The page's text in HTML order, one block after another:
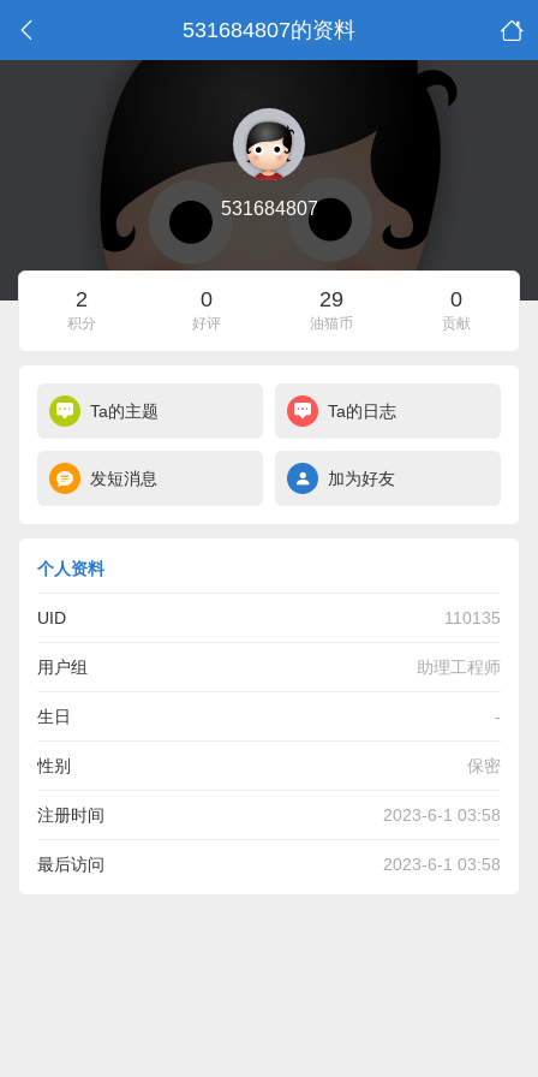
531684807的资料
531684807
2
积分
0
好评
29
油猫币
0
贡献
Ta的主题 Ta的日志
发短消息 加为好友
个人资料
UID 110135
用户组 助理工程师
生日 -
性别 保密
注册时间 2023-6-1 03:58
最后访问 2023-6-1 03:58